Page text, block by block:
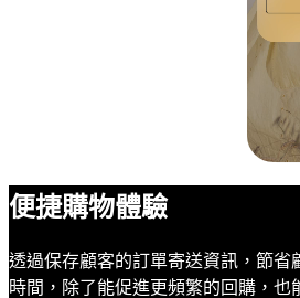
便捷購物體驗
透過保存顧客的訂單寄送資訊，節省
時間，除了能促進更頻繁的回購，也